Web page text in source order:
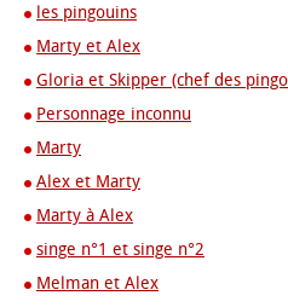
les pingouins
Marty et Alex
Gloria et Skipper (chef des
Personnage inconnu
Marty
Alex et Marty
Marty à Alex
singe n°1 et singe n°2
Melman et Alex